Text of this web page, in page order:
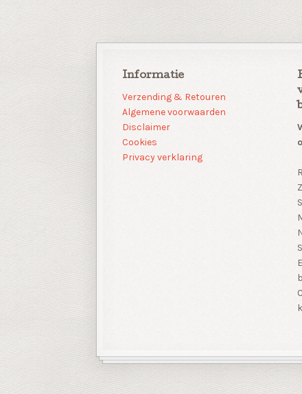
Informatie
Verzending & Retouren
Algemene voorwaarden
Disclaimer
Cookies
Privacy verklaring